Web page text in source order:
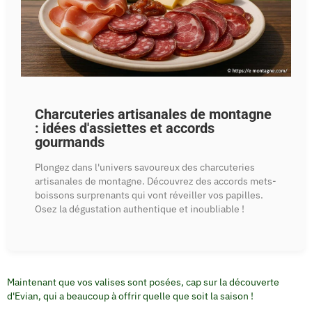
Charcuteries artisanales de montagne
: idées d'assiettes et accords
gourmands
Plongez dans l'univers savoureux des charcuteries
artisanales de montagne. Découvrez des accords mets-
boissons surprenants qui vont réveiller vos papilles.
Osez la dégustation authentique et inoubliable !
Maintenant que vos valises sont posées, cap sur la découverte
d'Evian, qui a beaucoup à offrir quelle que soit la saison !